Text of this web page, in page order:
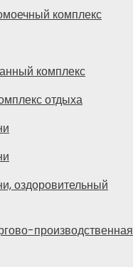
комплекс
комплекс
отдыха
оздоровительный
производственная